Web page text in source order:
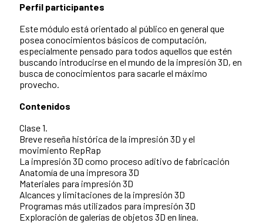
Perfil participantes
Este módulo está orientado al público en general que
posea conocimientos básicos de computación,
especialmente pensado para todos aquellos que estén
buscando introducirse en el mundo de la impresión 3D, en
busca de conocimientos para sacarle el máximo
provecho.
Contenidos
Clase 1.
Breve reseña histórica de la impresión 3D y el
movimiento RepRap
La impresión 3D como proceso aditivo de fabricación
Anatomía de una impresora 3D
Materiales para impresión 3D
Alcances y limitaciones de la impresión 3D
Programas más utilizados para impresión 3D
Exploración de galerías de objetos 3D en línea.